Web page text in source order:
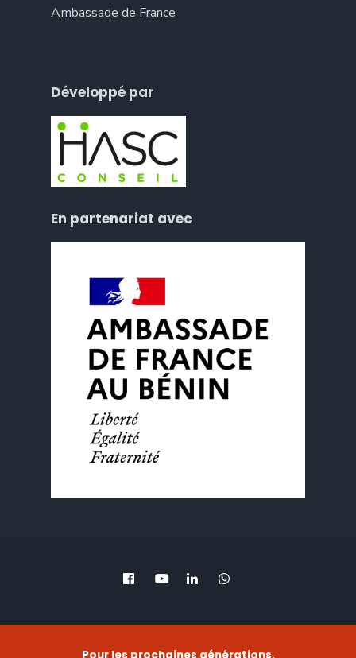
Ambassade de France
Développé par
En partenariat avec